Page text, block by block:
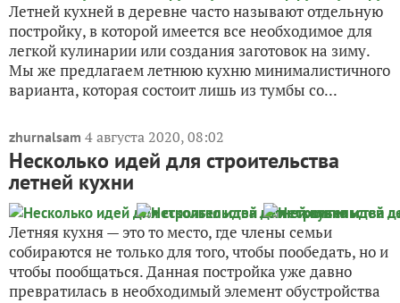
Летней кухней в деревне часто называют отдельную
постройку, в которой имеется все необходимое для
легкой кулинарии или создания заготовок на зиму.
Мы же предлагаем летнюю кухню минималистичного
варианта, которая состоит лишь из тумбы со...
zhurnalsam 4 августа 2020, 08:02
Несколько идей для строительства
летней кухни
Летняя кухня — это то место, где члены семьи
собираются не только для того, чтобы пообедать, но и
чтобы пообщаться. Данная постройка уже давно
превратилась в необходимый элемент обустройства